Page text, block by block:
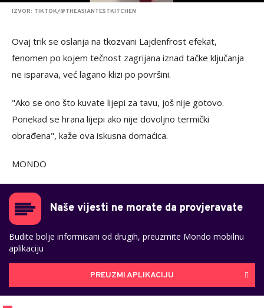
IZVOR: TIKTOK/@THEASIANTESTKITCHEN
Ovaj trik se oslanja na tkozvani Lajdenfrost efekat,
fenomen po kojem tečnost zagrijana iznad tačke ključanja
ne isparava, već lagano klizi po površini.
"Ako se ono što kuvate lijepi za tavu, još nije gotovo.
Ponekad se hrana lijepi ako nije dovoljno termički
obrađena", kaže ova iskusna domaćica.
MONDO
Naše vijesti ne morate da provjeravate
Budite bolje informisani od drugih, preuzmite Mondo mobilnu
aplikaciju
PREUZMI APLIKACIJU